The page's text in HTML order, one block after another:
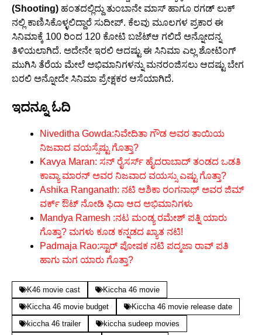
(Shooting) ಹಂತದಲ್ಲಿದ್ದು ತುಂಬಾನೇ ಮಾಸ್ ಹಾಗೂ ರಗಡ್ ಲುಕ್
ನಲ್ಲಿ ಕಾಣಿಸಿಕೊಳ್ಳಲಿದ್ದಾರೆ ಸುದೀಪ್. ಕೆಲವು ಮೂಲಗಳ ಪ್ರಕಾರ ಈ
ಸಿನಿಮಾಕ್ಕೆ 100 ರಿಂದ 120 ಕೋಟಿ ಬಜೆಟ್ಆ ಗಲಿದೆ ಅನ್ನೋದನ್ನ
ತಿಳಿಯಲಾಗಿದೆ. ಅದೇನೇ ಇರಲಿ ಆದಷ್ಟು ಈ ಸಿನಿಮಾ ಎಲ್ಲ ಶೋಟಿಂಗ್
ಮುಗಿಸಿ ತೆರೆಯ ಮೇಲೆ ಅಭಿಮಾನಿಗಳನ್ನು ಮನರಂಜಿಸಲು ಆದಷ್ಟು ಬೇಗ
ಬರಲಿ ಅನ್ನೋದೇ ಸಿನಿಮಾ ಪ್ರೇಕ್ಷಕರ ಆಸೆಯಾಗಿದೆ.
ಇದನ್ನೂ ಓದಿ
Niveditha Gowda:ನಿವೇದಿತಾ ಗೌಡ ಅವರ ತಾಯಿಯ
ನಿಜವಾದ ವಯಸ್ಸೆಷ್ಟು ಗೊತ್ತಾ?
Kavya Maran: ಸನ್ ರೈಸರ್ಸ್ ಹೈದರಾಬಾದ್ ತಂಡದ ಒಡತಿ
ಕಾವ್ಯಾ ಮಾರನ್ ಅವರ ನಿಜವಾದ ವಯಸ್ಸು ಎಷ್ಟು ಗೊತ್ತಾ?
Ashika Ranganath: ನಟಿ ಆಶಿಕಾ ರಂಗನಾಥ್ ಅವರ ಜಿಮ್
ವರ್ಕ್ ಔಟ್ ನೋಡಿ ಫಿದಾ ಆದ ಅಭಿಮಾನಿಗಳು
Mandya Ramesh :ನಟ ಮಂಡ್ಯ ರಮೇಶ್ ಪತ್ನಿ ಯಾರು
ಗೊತ್ತಾ? ಮಗಳು ಕೂಡ ಕನ್ನಡದ ಖ್ಯಾತ ನಟಿ!
Padmaja Rao:ಸ್ಟಾರ್ ಪೋಷಕ ನಟಿ ಪದ್ಮಜಾ ರಾವ್ ಪತಿ
ಹಾಗು ಮಗ ಯಾರು ಗೊತ್ತಾ?
K46 movie cast
Kiccha 46 movie
Kiccha 46 movie budget
Kiccha 46 movie release date
kiccha 46 trailer
kiccha sudeep movies